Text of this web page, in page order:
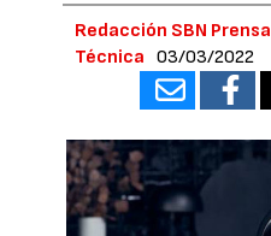
Redacción SBN Prensa
Técnica
03/03/2022